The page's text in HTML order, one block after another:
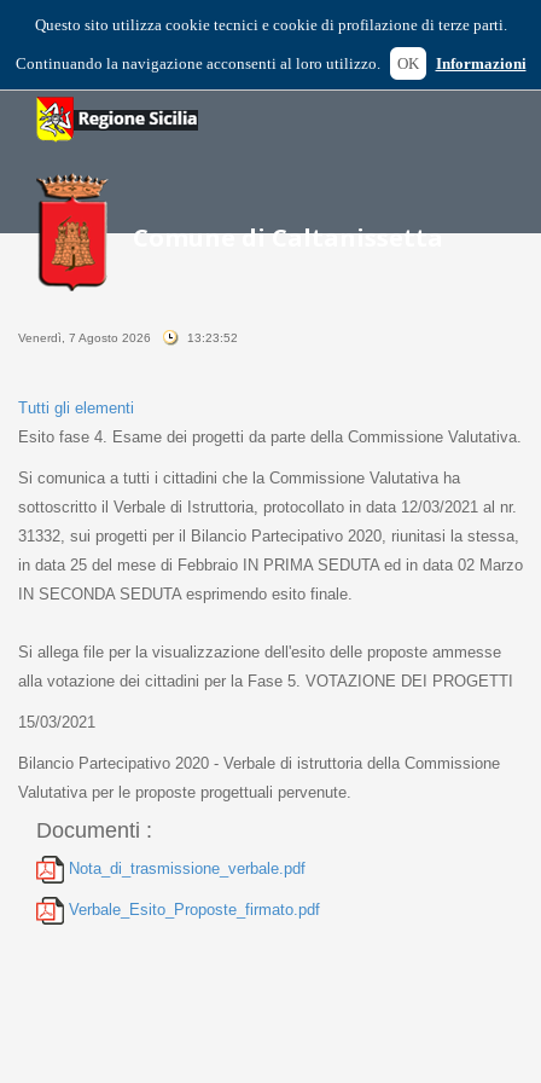
Questo sito utilizza cookie tecnici e cookie di profilazione di terze parti.
Continuando la navigazione acconsenti al loro utilizzo. OK Informazioni
Venerdì, 7 Agosto 2026 13:23:52
Tutti gli elementi
Esito fase 4. Esame dei progetti da parte della Commissione Valutativa.
Si comunica a tutti i cittadini che la Commissione Valutativa ha
sottoscritto il Verbale di Istruttoria, protocollato in data 12/03/2021 al nr.
31332, sui progetti per il Bilancio Partecipativo 2020, riunitasi la stessa,
in data 25 del mese di Febbraio IN PRIMA SEDUTA ed in data 02 Marzo
IN SECONDA SEDUTA esprimendo esito finale.
Si allega file per la visualizzazione dell'esito delle proposte ammesse
alla votazione dei cittadini per la Fase 5. VOTAZIONE DEI PROGETTI
15/03/2021
Bilancio Partecipativo 2020 - Verbale di istruttoria della Commissione
Valutativa per le proposte progettuali pervenute.
Documenti :
Nota_di_trasmissione_verbale.pdf
Verbale_Esito_Proposte_firmato.pdf